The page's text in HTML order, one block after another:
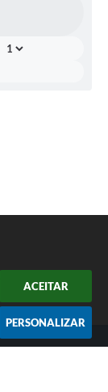
ACEITAR
PERSONALIZAR